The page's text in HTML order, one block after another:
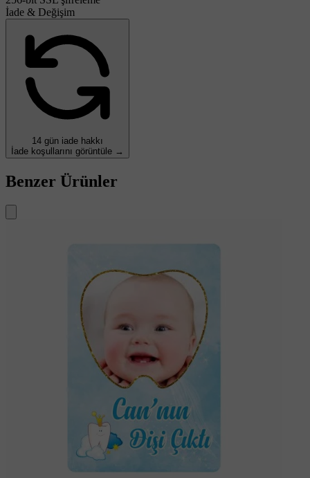
İade & Değişim
14 gün iade hakkı
İade koşullarını görüntüle →
Benzer Ürünler